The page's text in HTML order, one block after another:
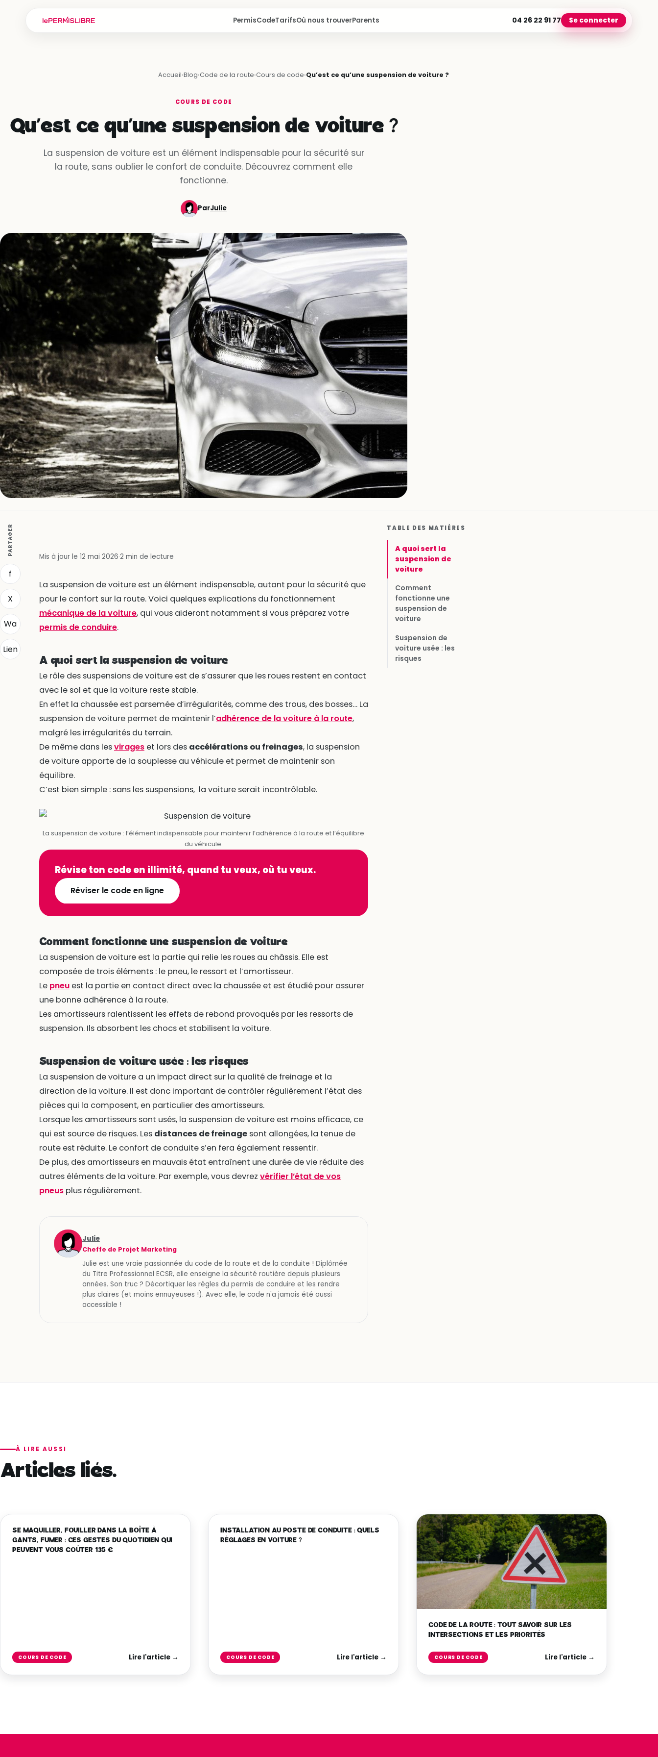
PermisCodeTarifsOù nous trouverParents 04 26 22 91 77 Se connecter
Accueil›Blog›Code de la route›Cours de code›Qu’est ce qu’une suspension de voiture ?
COURS DE CODE
Qu’est ce qu’une suspension de voiture ?
La suspension de voiture est un élément indispensable pour la sécurité sur
la route, sans oublier le confort de conduite. Découvrez comment elle
fonctionne.
ParJulie
PARTAGER
f
X
Wa
Lien
Mis à jour le 12 mai 2026·2 min de lecture
La suspension de voiture est un élément indispensable, autant pour la sécurité que
pour le confort sur la route. Voici quelques explications du fonctionnement
mécanique de la voiture, qui vous aideront notamment si vous préparez votre
permis de conduire.
A quoi sert la suspension de voiture
Le rôle des suspensions de voiture est de s’assurer que les roues restent en contact
avec le sol et que la voiture reste stable.
En effet la chaussée est parsemée d’irrégularités, comme des trous, des bosses… La
suspension de voiture permet de maintenir l’adhérence de la voiture à la route,
malgré les irrégularités du terrain.
De même dans lesvirageset lors des accélérations ou freinages, la suspension
de voiture apporte de la souplesse au véhicule et permet de maintenir son
équilibre.
C’est bien simple : sans les suspensions, la voiture serait incontrôlable.
La suspension de voiture : l’élément indispensable pour maintenir l’adhérence à la route et l’équilibre
du véhicule.
Révise ton code en illimité, quand tu veux, où tu veux.
Réviser le code en ligne
Comment fonctionne une suspension de voiture
La suspension de voiture est la partie qui relie les roues au châssis. Elle est
composée de trois éléments : le pneu, le ressort et l’amortisseur.
Le pneuest la partie en contact direct avec la chaussée et est étudié pour assurer
une bonne adhérence à la route.
Les amortisseurs ralentissent les effets de rebond provoqués par les ressorts de
suspension. Ils absorbent les chocs et stabilisent la voiture.
Suspension de voiture usée : les risques
La suspension de voiture a un impact direct sur la qualité de freinage et la
direction de la voiture. Il est donc important de contrôler régulièrement l’état des
pièces qui la composent, en particulier des amortisseurs.
Lorsque les amortisseurs sont usés, la suspension de voiture est moins efficace, ce
qui est source de risques. Les distances de freinagesont allongées, la tenue de
route est réduite. Le confort de conduite s’en fera également ressentir.
De plus, des amortisseurs en mauvais état entraînent une durée de vie réduite des
autres éléments de la voiture. Par exemple, vous devrez vérifier l’état de vos
pneusplus régulièrement.
Julie
Cheffe de Projet Marketing
Julie est une vraie passionnée du code de la route et de la conduite ! Diplômée
du Titre Professionnel ECSR, elle enseigne la sécurité routière depuis plusieurs
années. Son truc ? Décortiquer les règles du permis de conduire et les rendre
plus claires (et moins ennuyeuses !). Avec elle, le code n'a jamais été aussi
accessible !
TABLE DES MATIÈRES
A quoi sert la
suspension de
voiture
Comment
fonctionne une
suspension de
voiture
Suspension de
voiture usée : les
risques
À LIRE AUSSI
Articles liés.
SE MAQUILLER, FOUILLER DANS LA BOÎTE À
GANTS, FUMER : CES GESTES DU QUOTIDIEN QUI
PEUVENT VOUS COÛTER 135 €
COURS DE CODE Lire l'article →
INSTALLATION AU POSTE DE CONDUITE : QUELS
RÉGLAGES EN VOITURE ?
COURS DE CODE Lire l'article →
CODE DE LA ROUTE : TOUT SAVOIR SUR LES
INTERSECTIONS ET LES PRIORITÉS
COURS DE CODE Lire l'article →